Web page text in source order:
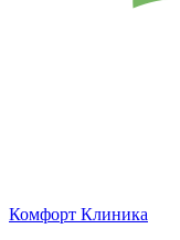
Комфорт Клиника